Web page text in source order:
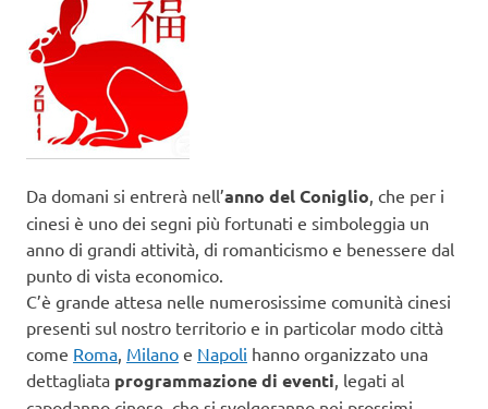
Da domani si entrerà nell’anno del Coniglio, che per i
cinesi è uno dei segni più fortunati e simboleggia un
anno di grandi attività, di romanticismo e benessere dal
punto di vista economico.
C’è grande attesa nelle numerosissime comunità cinesi
presenti sul nostro territorio e in particolar modo città
come Roma, Milano e Napoli hanno organizzato una
dettagliata programmazione di eventi, legati al